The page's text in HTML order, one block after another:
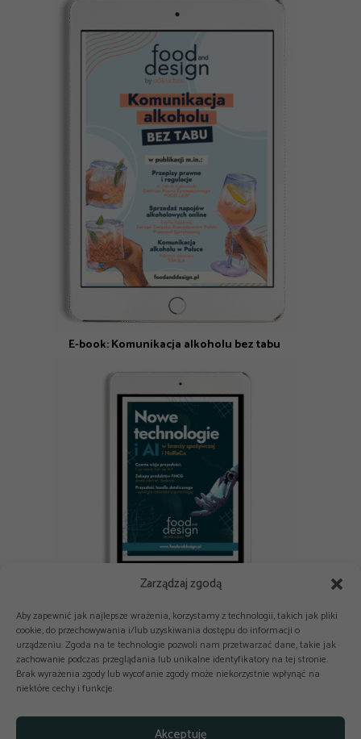
Zarządzaj zgodą
Aby zapewnić jak najlepsze wrażenia, korzystamy z technologii, takich jak pliki
cookie, do przechowywania i/lub uzyskiwania dostępu do informacji o
urządzeniu. Zgoda na te technologie pozwoli nam przetwarzać dane, takie jak
zachowanie podczas przeglądania lub unikalne identyfikatory na tej stronie.
Brak wyrażenia zgody lub wycofanie zgody może niekorzystnie wpłynąć na
niektóre cechy i funkcje.
Akceptuję
E-book: Komunikacja alkoholu bez tabu
E-book: Nowe technologie i AI w branży spożywczej i HoReCa
Copyright © 2025-2026 odkuchni.co